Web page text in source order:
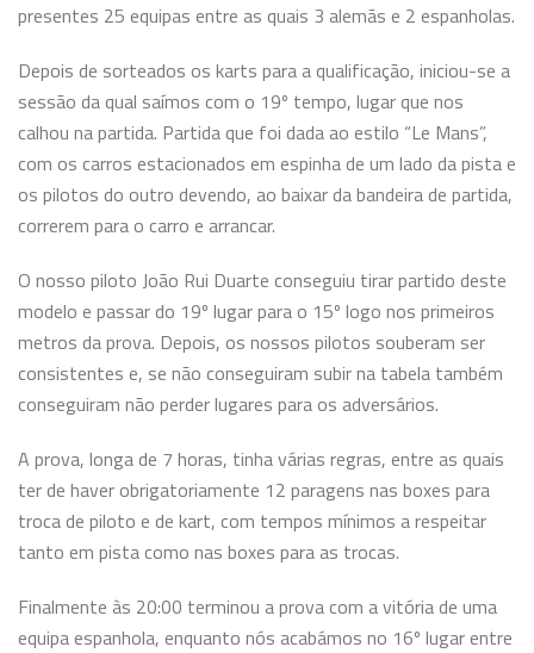
presentes 25 equipas entre as quais 3 alemãs e 2 espanholas.
Depois de sorteados os karts para a qualificação, iniciou-se a
sessão da qual saímos com o 19º tempo, lugar que nos
calhou na partida. Partida que foi dada ao estilo “Le Mans”,
com os carros estacionados em espinha de um lado da pista e
os pilotos do outro devendo, ao baixar da bandeira de partida,
correrem para o carro e arrancar.
O nosso piloto João Rui Duarte conseguiu tirar partido deste
modelo e passar do 19º lugar para o 15º logo nos primeiros
metros da prova. Depois, os nossos pilotos souberam ser
consistentes e, se não conseguiram subir na tabela também
conseguiram não perder lugares para os adversários.
A prova, longa de 7 horas, tinha várias regras, entre as quais
ter de haver obrigatoriamente 12 paragens nas boxes para
troca de piloto e de kart, com tempos mínimos a respeitar
tanto em pista como nas boxes para as trocas.
Finalmente às 20:00 terminou a prova com a vitória de uma
equipa espanhola, enquanto nós acabámos no 16º lugar entre